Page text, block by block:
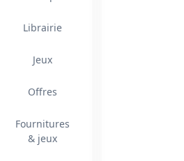
Librairie
Jeux
Offres
Fournitures
& jeux